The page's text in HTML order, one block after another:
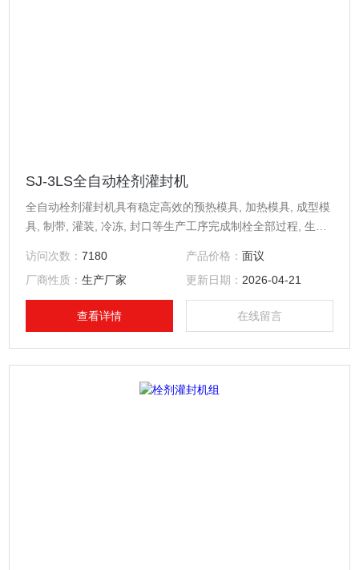
SJ-3LS全自动栓剂灌封机
全自动栓剂灌封机具有稳定高效的预热模具, 加热模具, 成型模
具, 制带, 灌装, 冷冻, 封口等生产工序完成制栓全部过程, 生产
访问次数：7180 产品价格： 面议
厂商性质：生产厂家 更新日期： 2026-04-21
查看详情 在线留言